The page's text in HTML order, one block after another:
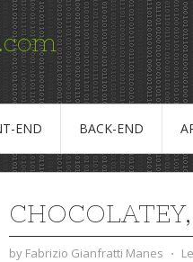
de TI
END BACK-END
by Fabrizio Gianfratti Manes ⋅